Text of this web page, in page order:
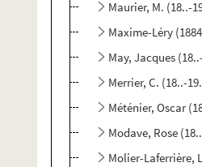
Maurier, M. (18..-
Maxime-Léry
May, Jacques
Merrier, C. (18..-
Méténier, Oscar
Modave, Rose
Molier-Laferrière,